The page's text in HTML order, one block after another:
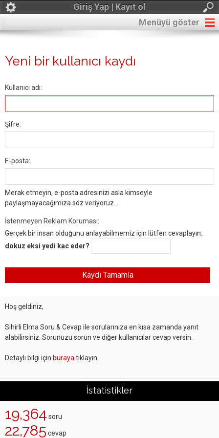
Giriş Yap | Kayıt ol
Menüyü göster
Yeni bir kullanıcı kaydı
Kullanıcı adı:
Şifre:
E-posta:
Merak etmeyin, e-posta adresinizi asla kimseyle
paylaşmayacağımıza söz veriyoruz...
İstenmeyen Reklam Koruması:
Gerçek bir insan olduğunu anlayabilmemiz için lütfen cevaplayın:.
dokuz eksi yedi kac eder?
Hoş geldiniz,
Sihirli Elma Soru & Cevap ile sorularınıza en kısa zamanda yanıt
alabilirsiniz. Sorunuzu sorun ve diğer kullanıcılar cevap versin.
Detaylı bilgi için buraya tıklayın.
İstatistikler
19,364 soru
22,785 cevap